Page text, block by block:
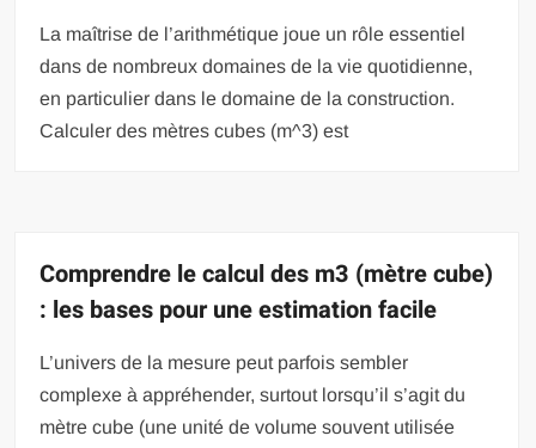
La maîtrise de l’arithmétique joue un rôle essentiel
dans de nombreux domaines de la vie quotidienne,
en particulier dans le domaine de la construction.
Calculer des mètres cubes (m^3) est
Comprendre le calcul des m3 (mètre cube)
: les bases pour une estimation facile
L’univers de la mesure peut parfois sembler
complexe à appréhender, surtout lorsqu’il s’agit du
mètre cube (une unité de volume souvent utilisée